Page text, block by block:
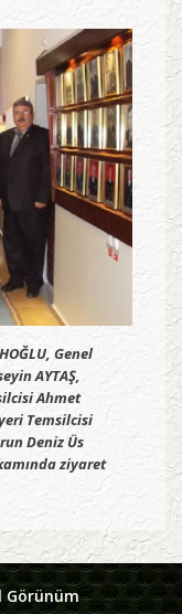
Genel
AYTAŞ,
Ahmet
Temsilcisi
Deniz Üs
ziyaret
Görünüm